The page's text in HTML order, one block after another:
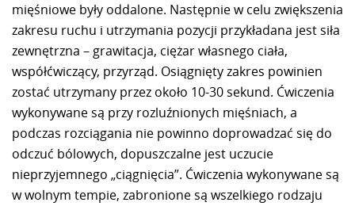
mięśniowe były oddalone. Następnie w celu zwiększenia
zakresu ruchu i utrzymania pozycji przykładana jest siła
zewnętrzna – grawitacja, ciężar własnego ciała,
współćwiczący, przyrząd. Osiągnięty zakres powinien
zostać utrzymany przez około 10-30 sekund. Ćwiczenia
wykonywane są przy rozluźnionych mięśniach, a
podczas rozciągania nie powinno doprowadzać się do
odczuć bólowych, dopuszczalne jest uczucie
nieprzyjemnego „ciągnięcia”. Ćwiczenia wykonywane są
w wolnym tempie, zabronione są wszelkiego rodzaju